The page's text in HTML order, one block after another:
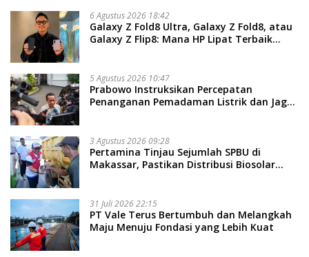
6 Agustus 2026 18:42
Galaxy Z Fold8 Ultra, Galaxy Z Fold8, atau
Galaxy Z Flip8: Mana HP Lipat Terbaik
5 Agustus 2026 10:47
Prabowo Instruksikan Percepatan
Penanganan Pemadaman Listrik dan Jaga
3 Agustus 2026 09:28
Pertamina Tinjau Sejumlah SPBU di
Makassar, Pastikan Distribusi Biosolar
31 Juli 2026 22:15
PT Vale Terus Bertumbuh dan Melangkah
Maju Menuju Fondasi yang Lebih Kuat